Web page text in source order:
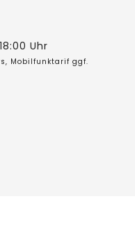
Uhr
Mobilfunktarif ggf.